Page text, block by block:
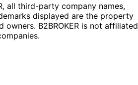
all third-party company names,
displayed are the property
B2BROKER is not affiliated